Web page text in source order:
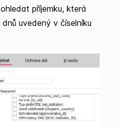
příjemku, která
uvedený v číselníku